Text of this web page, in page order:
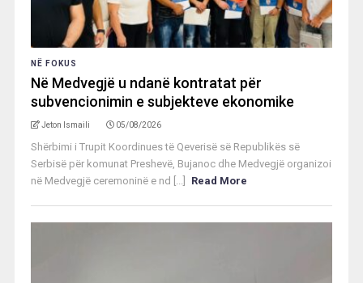
NË FOKUS
Në Medvegjë u ndanë kontratat për
subvencionimin e subjekteve ekonomike
Jeton Ismaili 05/08/2026
Shërbimi i Trupit Koordinues të Qeverisë së Republikës së
Serbisë për komunat Preshevë, Bujanoc dhe Medvegjë organizoi
në Medvegjë ceremoninë e nd [...]
Read More